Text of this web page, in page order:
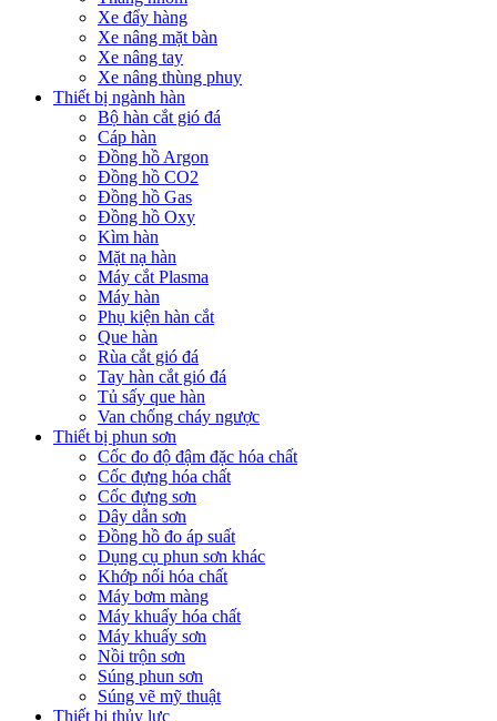
Xe đẩy hàng
Xe nâng mặt bàn
Xe nâng tay
Xe nâng thùng phuy
Thiết bị ngành hàn
Bộ hàn cắt gió đá
Cáp hàn
Đồng hồ Argon
Đồng hồ CO2
Đồng hồ Gas
Đồng hồ Oxy
Kìm hàn
Mặt nạ hàn
Máy cắt Plasma
Máy hàn
Phụ kiện hàn cắt
Que hàn
Rùa cắt gió đá
Tay hàn cắt gió đá
Tủ sấy que hàn
Van chống cháy ngược
Thiết bị phun sơn
Cốc đo độ đậm đặc hóa chất
Cốc đựng hóa chất
Cốc đựng sơn
Dây dẫn sơn
Đồng hồ đo áp suất
Dụng cụ phun sơn khác
Khớp nối hóa chất
Máy bơm màng
Máy khuấy hóa chất
Máy khuấy sơn
Nồi trộn sơn
Súng phun sơn
Súng vẽ mỹ thuật
Thiết bị thủy lực